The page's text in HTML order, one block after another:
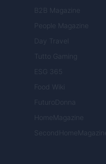
B2B Magazine
People Magazine
Day Travel
Tutto Gaming
ESG 365
Food Wiki
FuturoDonna
HomeMagazine
SecondHomeMagazine